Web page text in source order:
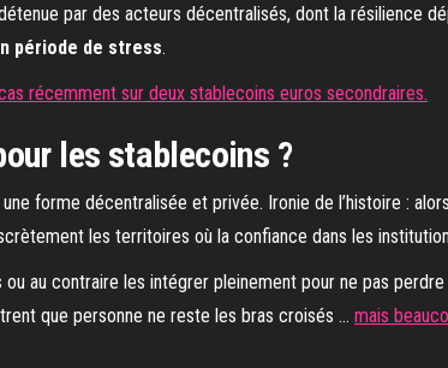
par des acteurs décentralisés, dont la résilience
période de stress.
récemment sur deux stablecoins euros secondraires.
les stablecoins ?
forme décentralisée et privée. Ironie de l’histoire :
les territoires où la confiance dans les
au contraire les intégrer pleinement pour ne pas
que personne ne reste les bras croisés … mais